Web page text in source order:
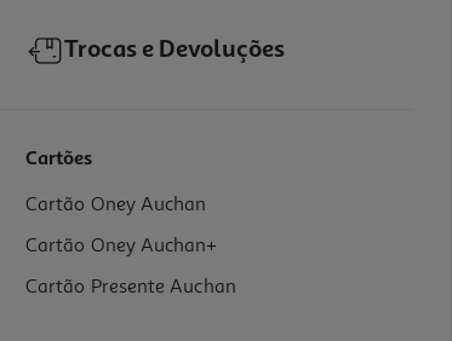
Trocas e Devoluções
Cartões
Cartão Oney Auchan
Cartão Oney Auchan+
Cartão Presente Auchan